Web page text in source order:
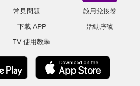
常見問題
下載 APP
TV 使用教學
啟用兌換卷
活動序號